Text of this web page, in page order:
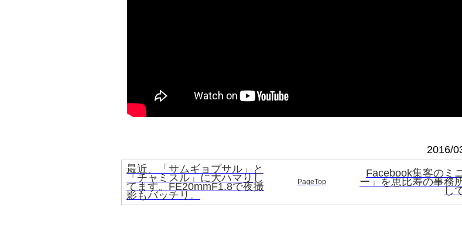
2016/
最近、「サムギョプサル」と
「チャミスル」に大ハマりし
てます。FE20mmF1.8で夜撮
影もバッチリ。
PageTop
Facebook集客のミ
ー」を恵比寿の事務
し